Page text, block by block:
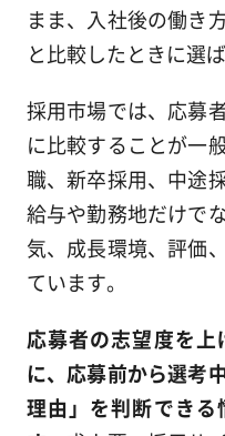
まま、入社後の働き
と比較したときに選
採用市場では、応募
に比較することが一
職、新卒採用、中途
給与や勤務地だけで
気、成長環境、評価
ています。
応募者の志望度を
に、応募前から選考
理由」を判断でき